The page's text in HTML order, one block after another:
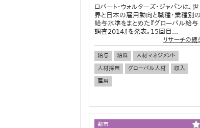
ロバート・ウォルターズ・ジャパンは、世
界と日本の雇用動向と職種・業種別の
給与水準をまとめた『グローバル給与
調査2014』を発表。15回目...
リサーチの続
給与 給料
人材マネジメント
人材採用
グローバル人材
収入
雇用
都市